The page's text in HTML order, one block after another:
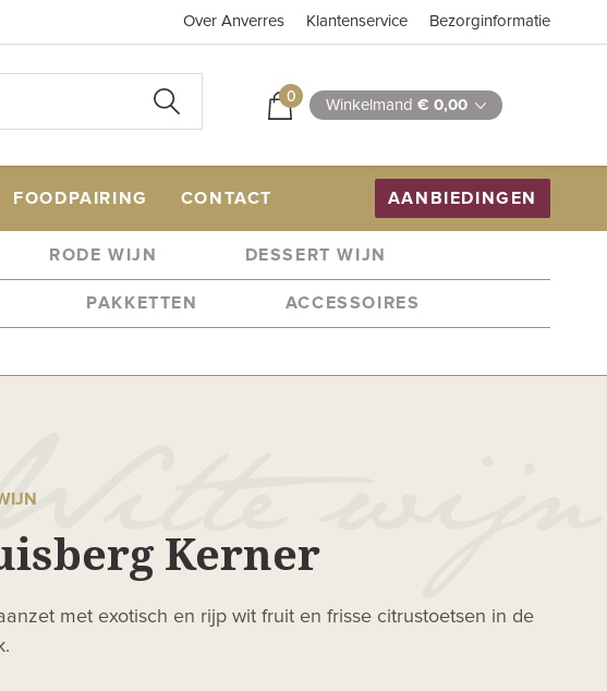
Over Anverres Klantenservice Bezorginformatie
0 Winkelmand € 0,00
FOODPAIRING CONTACT AANBIEDINGEN
RODE WIJN DESSERT WIJN
PAKKETTEN ACCESSOIRES
Kerner
met exotisch en rijp wit fruit en frisse citrustoetsen in de